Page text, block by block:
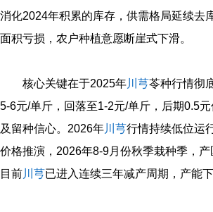
消化2024年积累的库存，供需格局延续去
面积亏损，农户种植意愿断崖式下滑。
核心关键在于2025年川芎苓种行情彻
5‑6元/单斤，回落至1‑2元/单斤，后期0.5
及留种信心。2026年川芎行情持续低位运
价格推演，2026年8‑9月份秋季栽种季，
目前川芎已进入连续三年减产周期，产能